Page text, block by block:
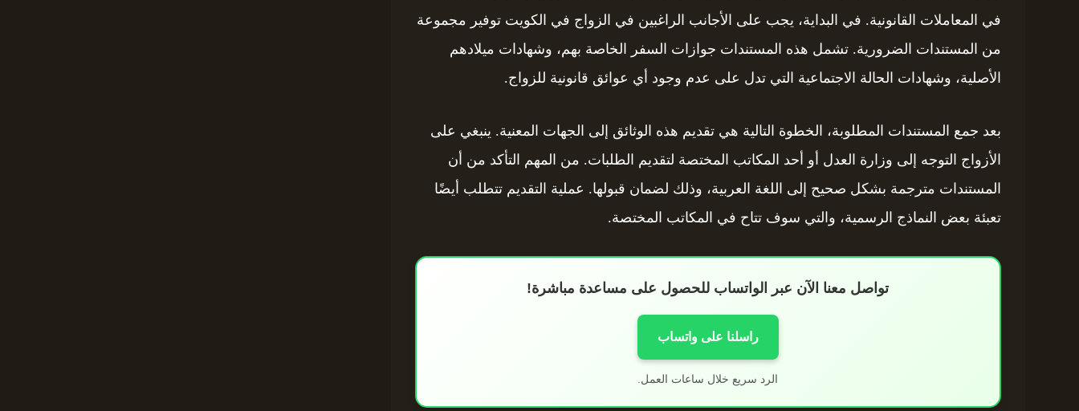
في المعاملات القانونية. في البداية، يجب على الأجانب الراغبين في الزواج في الكويت توفير مجموعة
من المستندات الضرورية. تشمل هذه المستندات جوازات السفر الخاصة بهم، وشهادات ميلادهم
الأصلية، وشهادات الحالة الاجتماعية التي تدل على عدم وجود أي عوائق قانونية للزواج.
بعد جمع المستندات المطلوبة، الخطوة التالية هي تقديم هذه الوثائق إلى الجهات المعنية. ينبغي على
الأزواج التوجه إلى وزارة العدل أو أحد المكاتب المختصة لتقديم الطلبات. من المهم التأكد من أن
المستندات مترجمة بشكل صحيح إلى اللغة العربية، وذلك لضمان قبولها. عملية التقديم تتطلب أيضًا
تعبئة بعض النماذج الرسمية، والتي سوف تتاح في المكاتب المختصة.
تواصل معنا الآن عبر الواتساب للحصول على مساعدة مباشرة!
راسلنا على واتساب
الرد سريع خلال ساعات العمل.